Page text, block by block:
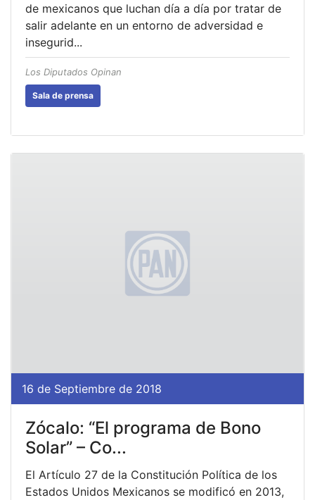
de mexicanos que luchan día a día por tratar de
salir adelante en un entorno de adversidad e
insegurid...
Los Diputados Opinan
Sala de prensa
16 de Septiembre de 2018
Zócalo: “El programa de Bono
Solar” – Co...
El Artículo 27 de la Constitución Política de los
Estados Unidos Mexicanos se modificó en 2013,